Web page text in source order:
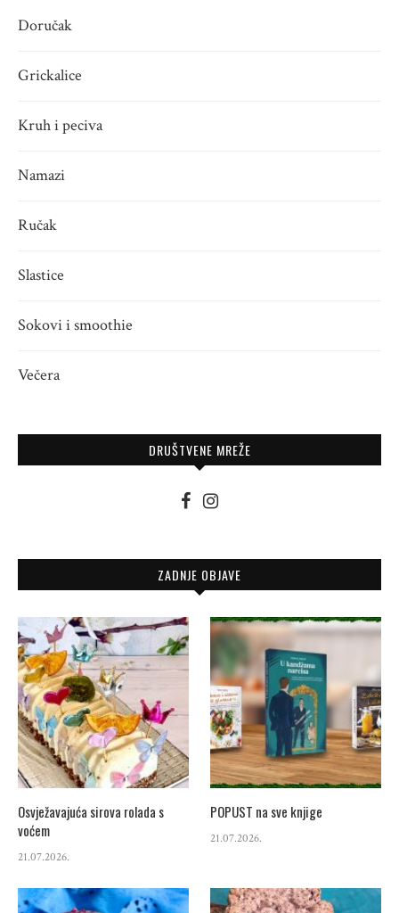
Doručak
Grickalice
Kruh i peciva
Namazi
Ručak
Slastice
Sokovi i smoothie
Večera
DRUŠTVENE MREŽE
ZADNJE OBJAVE
Osvježavajuća sirova rolada s
voćem
21.07.2026.
POPUST na sve knjige
21.07.2026.